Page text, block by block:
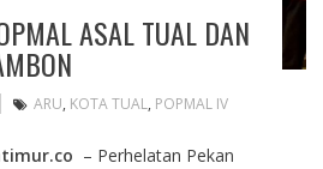
ASAL TUAL DAN
ARU, KOTA TUAL, POPMAL IV
– Perhelatan Pekan